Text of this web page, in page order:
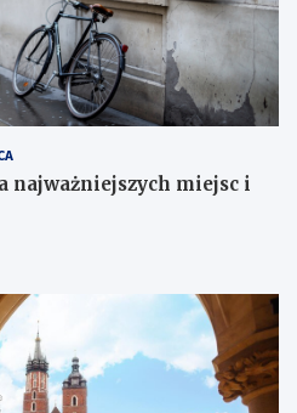
najważniejszych miejsc i